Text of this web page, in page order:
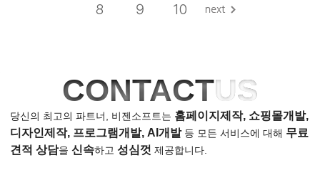
8 9 10
CONTACTUS
당신의 최고의 파트너, 비젠소프트는 홈페이지제작, 쇼핑몰개발,
디자인제작, 프로그램개발, AI개발등 모든 서비스에 대해 무료
견적 상담을 신속하고 성심껏 제공합니다.